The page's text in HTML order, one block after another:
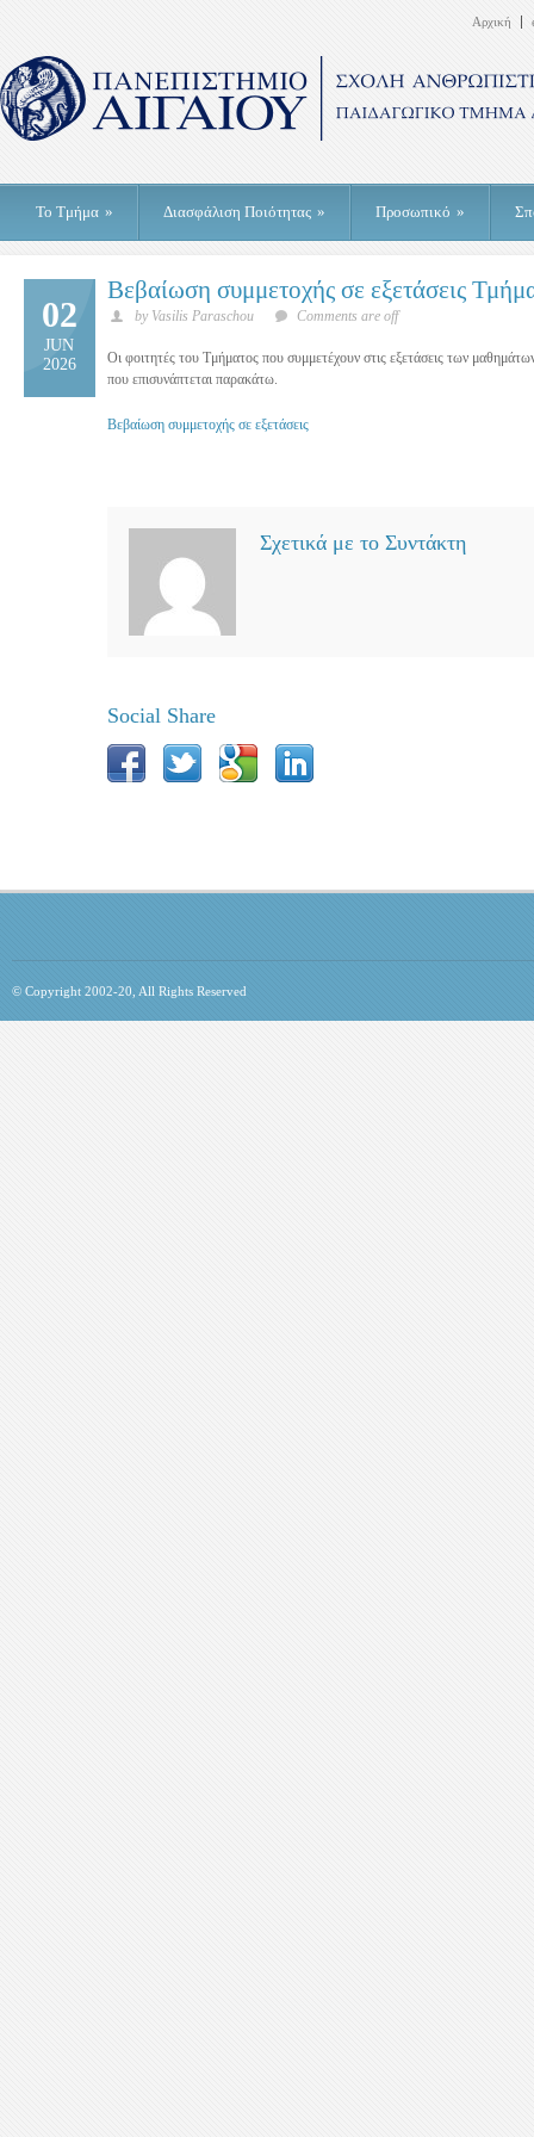
Αρχική
Το Τμήμα » Διασφάλιση Ποιότητας » Προσωπικό »
02
JUN
2026
Βεβαίωση συμμετοχής σε εξετάσεις
by Vasilis Paraschou Comments are off
Οι φοιτητές του Τμήματος που συμμετέχουν στις εξετάσεις των
που επισυνάπτεται παρακάτω.
Βεβαίωση συμμετοχής σε εξετάσεις
Σχετικά με το Συντάκτη
Social Share
© Copyright 2002-20, All Rights Reserved